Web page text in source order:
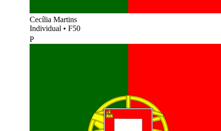
Cecília Martins
Individual • F50
P